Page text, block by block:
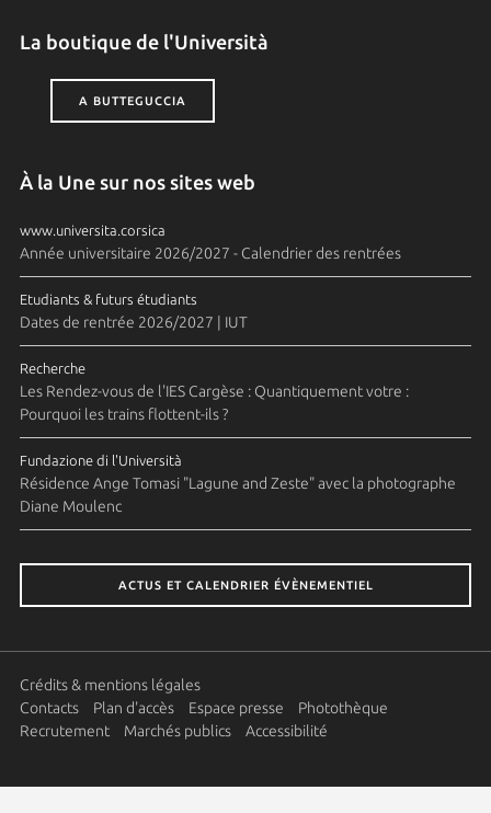
La boutique de l'Università
A BUTTEGUCCIA
À la Une sur nos sites web
www.universita.corsica
Année universitaire 2026/2027 - Calendrier des rentrées
Etudiants & futurs étudiants
Dates de rentrée 2026/2027 | IUT
Recherche
Les Rendez-vous de l'IES Cargèse : Quantiquement votre :
Pourquoi les trains flottent-ils ?
Fundazione di l'Università
Résidence Ange Tomasi "Lagune and Zeste" avec la photographe
Diane Moulenc
ACTUS ET CALENDRIER ÉVÈNEMENTIEL
Crédits & mentions légales
Contacts
Plan d'accès Espace presse
Photothèque
Recrutement
Marchés publics Accessibilité